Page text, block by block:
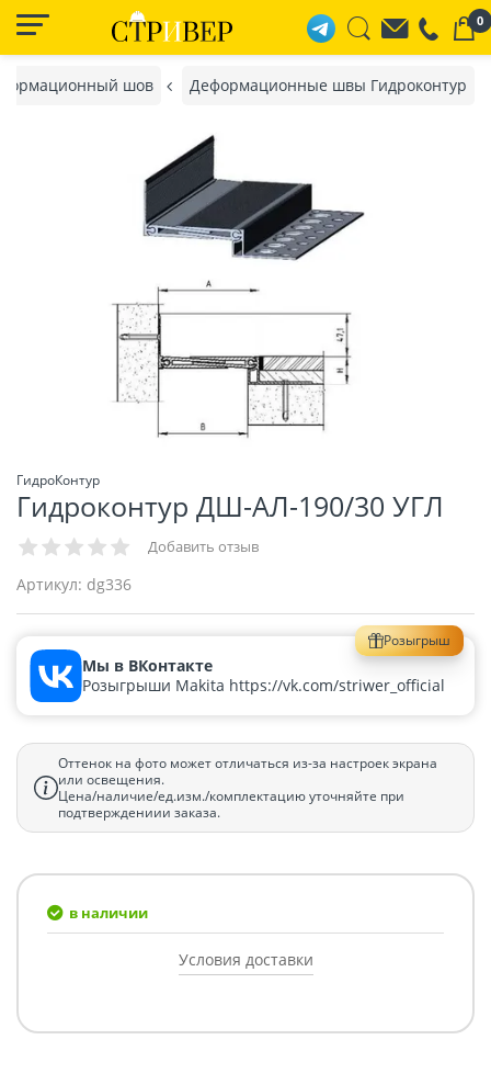
0
шов Деформационные швы Гидроконтур
ГидроКонтур
Гидроконтур ДШ-АЛ-190/30 УГЛ
Добавить отзыв
Артикул: dg336
Розыгрыш
Мы в ВКонтакте
Розыгрыши Makita https://vk.com/striwer_official
Оттенок на фото может отличаться из-за настроек экрана
или освещения.
Цена/наличие/ед.изм./комплектацию уточняйте при
подтверждениии заказа.
в наличии
Условия доставки